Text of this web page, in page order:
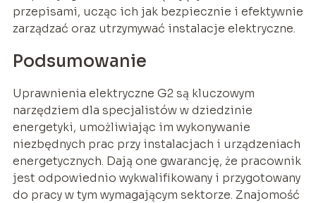
przepisami, ucząc ich jak bezpiecznie i efektywnie
zarządzać oraz utrzymywać instalacje elektryczne.
Podsumowanie
Uprawnienia elektryczne G2 są kluczowym
narzędziem dla specjalistów w dziedzinie
energetyki, umożliwiając im wykonywanie
niezbędnych prac przy instalacjach i urządzeniach
energetycznych. Dają one gwarancję, że pracownik
jest odpowiednio wykwalifikowany i przygotowany
do pracy w tym wymagającym sektorze. Znajomość